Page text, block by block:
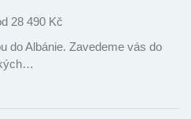
28 490 Kč
do Albánie. Zavedeme vás do